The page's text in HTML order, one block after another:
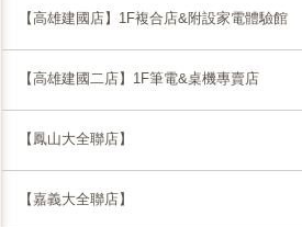
【高雄建國店】1F複合店&附設家電體驗館
【高雄建國二店】1F筆電&桌機專賣店
【鳳山大全聯店】
【嘉義大全聯店】